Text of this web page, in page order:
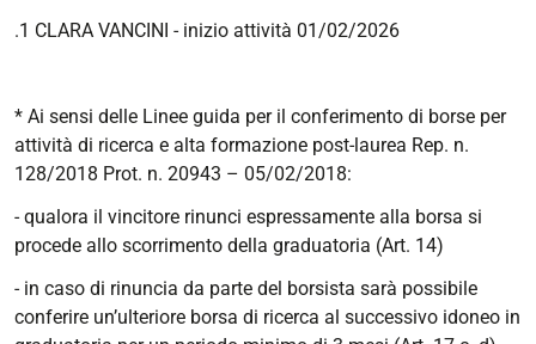
.1 CLARA VANCINI - inizio attività 01/02/2026
* Ai sensi delle Linee guida per il conferimento di borse per
attività di ricerca e alta formazione post-laurea Rep. n.
128/2018 Prot. n. 20943 – 05/02/2018:
- qualora il vincitore rinunci espressamente alla borsa si
procede allo scorrimento della graduatoria (Art. 14)
- in caso di rinuncia da parte del borsista sarà possibile
conferire un’ulteriore borsa di ricerca al successivo idoneo in